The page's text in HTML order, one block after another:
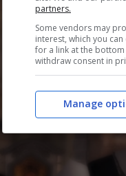
partners.
Some vendors may
interest, which you
for a link at the
withdraw consent in
Manage